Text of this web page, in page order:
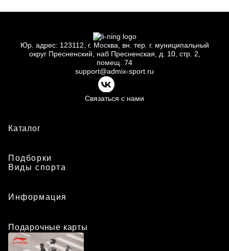
Юр. адрес: 123112, г. Москва, вн. тер. г. муниципальный
округ Пресненский, наб Пресненская, д. 10, стр. 2,
помещ. 74
support@admix-sport.ru
Связаться с нами
Каталог
Подборки
Виды спорта
Информация
Подарочные карты